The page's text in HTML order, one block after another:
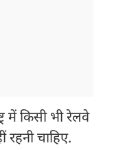
में किसी भी रेलवे
रहनी चाहिए.